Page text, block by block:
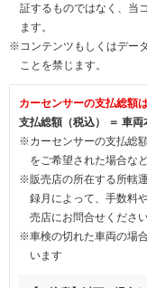
証するものではなく、当
ます。
※コンテンツもしくはデー
ことを禁じます。
カーセンサーの支払総額
支払総額（税込） ＝ 車両
※カーセンサーの支払総
をご希望された場合な
※販売店の所在する所轄
録月によって、手数料
売店にお問合せくださ
※車検の切れた車両の場
います